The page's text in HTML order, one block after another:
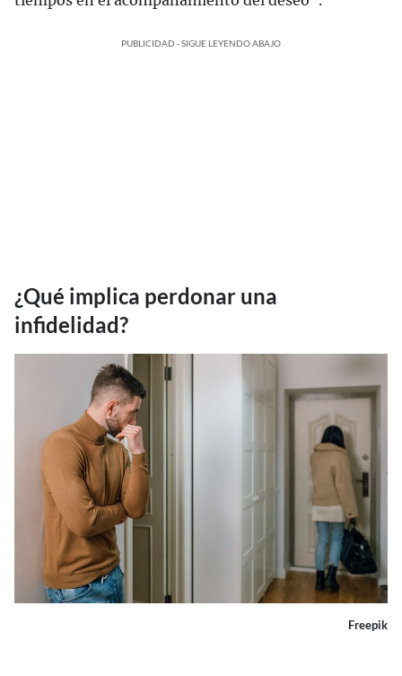
PUBLICIDAD - SIGUE LEYENDO ABAJO
¿Qué implica perdonar una
infidelidad?
Freepik